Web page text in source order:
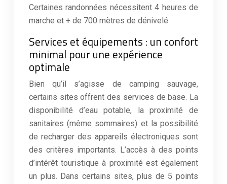
Certaines randonnées nécessitent 4 heures de
marche et + de 700 mètres de dénivelé.
Services et équipements : un confort
minimal pour une expérience
optimale
Bien qu’il s’agisse de camping sauvage,
certains sites offrent des services de base. La
disponibilité d’eau potable, la proximité de
sanitaires (même sommaires) et la possibilité
de recharger des appareils électroniques sont
des critères importants. L’accès à des points
d’intérêt touristique à proximité est également
un plus. Dans certains sites, plus de 5 points